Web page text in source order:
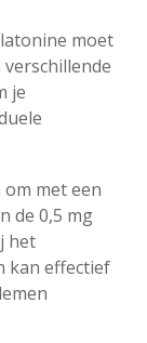
moet
je
met een
de 0,5 mg
het
kan effectief